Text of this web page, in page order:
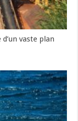
vaste plan